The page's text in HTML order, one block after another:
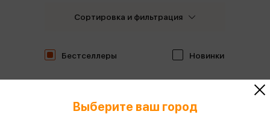
Бестселлеры Новинки
Сортировка и фильтрация
Выберите ваш город